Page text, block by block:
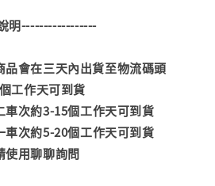
明-----------------
會在三天內出貨至物流碼頭
工作天可到貨
次約3-15個工作天可到貨
次約5-20個工作天可到貨
使用聊聊詢問